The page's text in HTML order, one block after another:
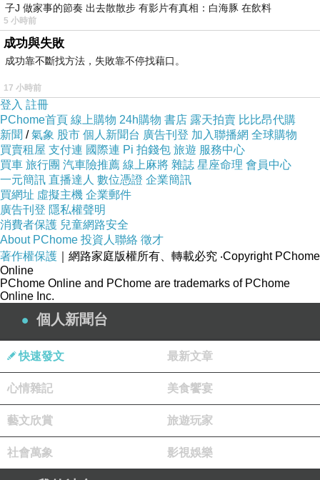
子J 做家事的節奏 出去散散步 有影片有真相：白海豚 在飲料
5 小時前
成功與失敗
成功靠不斷找方法，失敗靠不停找藉口。
17 小時前
登入 註冊
PChome首頁 線上購物 24h購物 書店 露天拍賣 比比昂代購
新聞 /氣象 股市 個人新聞台 廣告刊登 加入聯播網 全球購物
買賣租屋 支付連 國際連 Pi 拍錢包 旅遊 服務中心
買車 旅行團 汽車險推薦 線上麻將 雜誌 星座命理 會員中心
一元簡訊 直播達人 數位憑證 企業簡訊
買網址 虛擬主機 企業郵件
廣告刊登 隱私權聲明
消費者保護 兒童網路安全
About PChome 投資人聯絡 徵才
著作權保護 ｜網路家庭版權所有、轉載必究 ‧Copyright PChome
Online
PChome Online and PChome are trademarks of PChome
Online Inc.
個人新聞台
快速發文 最新文章
心情雜記 美食饗宴
藝文欣賞 旅遊玩家
社會萬象 影視娛樂